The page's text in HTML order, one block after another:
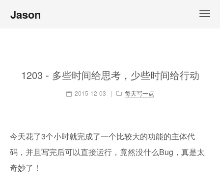
Jason
1203 - 多些时间给思考，少些时间给行动
2015-12-03 | 每天写一点
今天花了3个小时就完成了一个比较大的功能的主体代
码，并且写完后可以直接运行，竟然没什么Bug，真是太
奇妙了！